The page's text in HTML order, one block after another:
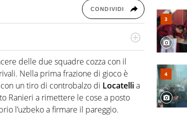
CONDIVIDI
sugli stadi di proprietà in Italia. Il calcio
e professione. Per Virgilio Sport
mondo dello sport per antonomasia
delle due squadre cozza con il
Nella prima frazione di gioco è
un tiro di controbalzo di Locatellia
Ranieri a rimettere le cose a posto
l’uzbeko a firmare il pareggio.